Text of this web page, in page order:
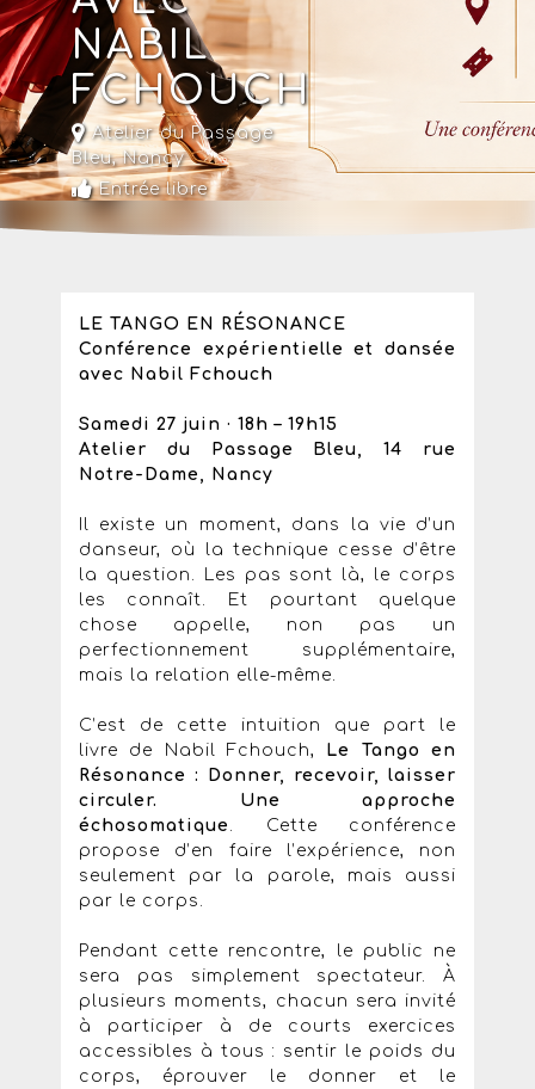
NABIL
FCHOUCH
Atelier du Passage
Bleu,Nancy
Entrée libre
LE TANGO EN RÉSONANCE
Conférence expérientielle et dansée
avec Nabil Fchouch
Samedi 27 juin · 18h – 19h15
Atelier du Passage Bleu, 14 rue
Notre-Dame, Nancy
Il existe un moment, dans la vie d’un
danseur, où la technique cesse d’être
la question. Les pas sont là, le corps
les connaît. Et pourtant quelque
chose appelle, non pas un
perfectionnement supplémentaire,
mais la relation elle-même.
C’est de cette intuition que part le
livre de Nabil Fchouch, Le Tango en
Résonance : Donner, recevoir, laisser
circuler. Une approche
échosomatique
. Cette conférence
propose d’en faire l’expérience, non
seulement par la parole, mais aussi
par le corps.
Pendant cette rencontre, le public ne
sera pas simplement spectateur. À
plusieurs moments, chacun sera invité
à participer à de courts exercices
accessibles à tous : sentir le poids du
corps, éprouver le donner et le